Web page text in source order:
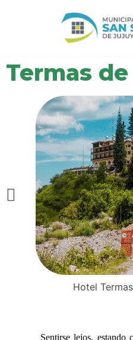
Termas
Hotel
Sentirse lejos,